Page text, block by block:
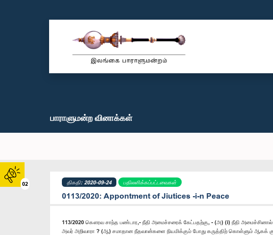
02
பாராளுமன்ற வினாக்கள்
திகதி: 2020-09-24 பதிலளிக்கப்பட்டவைகள்
0113/2020: Appontment of Jiutices -i-n Peace
113/2020 கௌரவ சாந்த பண்டார,- நீதி அமைச்சரைக் கேட்பதற்கு, - (அ) (i) நீதி
அவர் அறிவாரா ? (ஆ) சமாதான நீதவான்களை நியமிக்கும் போது கருத்திற் கொள்ளும்